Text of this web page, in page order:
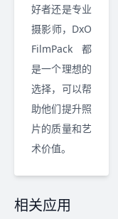
好者还是专业
摄影师，DxO
FilmPack 都
是一个理想的
选择，可以帮
助他们提升照
片的质量和艺
术价值。
相关应用